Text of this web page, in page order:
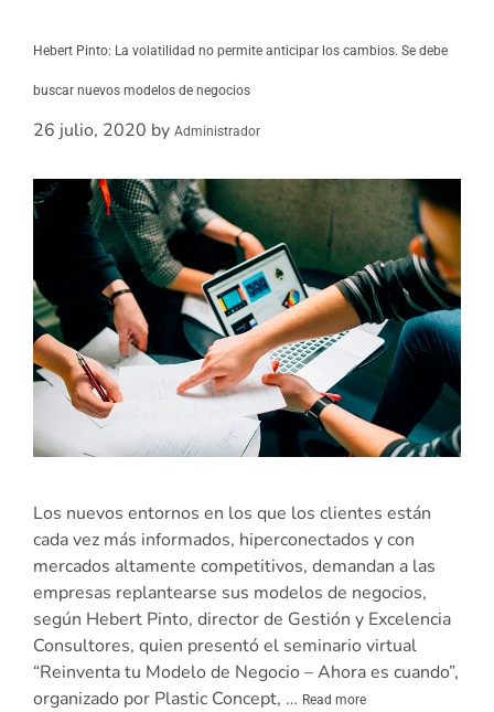
Hebert Pinto: La volatilidad no permite anticipar los cambios. Se debe
buscar nuevos modelos de negocios
26 julio, 2020 by Administrador
Los nuevos entornos en los que los clientes están
cada vez más informados, hiperconectados y con
mercados altamente competitivos, demandan a las
empresas replantearse sus modelos de negocios,
según Hebert Pinto, director de Gestión y Excelencia
Consultores, quien presentó el seminario virtual
“Reinventa tu Modelo de Negocio – Ahora es cuando”,
organizado por Plastic Concept, … Read more